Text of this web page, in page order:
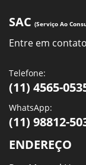
SAC (Serviço Ao
Entre em contato
Telefone:
(11) 4565-
WhatsApp:
(11) 98812-
ENDEREÇO